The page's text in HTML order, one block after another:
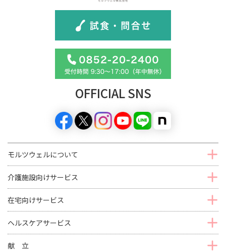
OFFICIAL SNS
モルツウェルについて
介護施設向けサービス
在宅向けサービス
ヘルスケアサービス
献 立